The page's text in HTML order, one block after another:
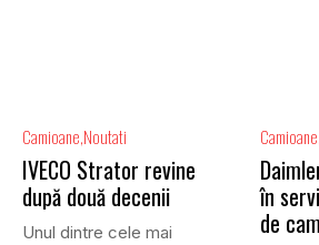
Camioane Noutati
IVECO Strator revine
după două decenii
Unul dintre cele mai
Camioane
în
de